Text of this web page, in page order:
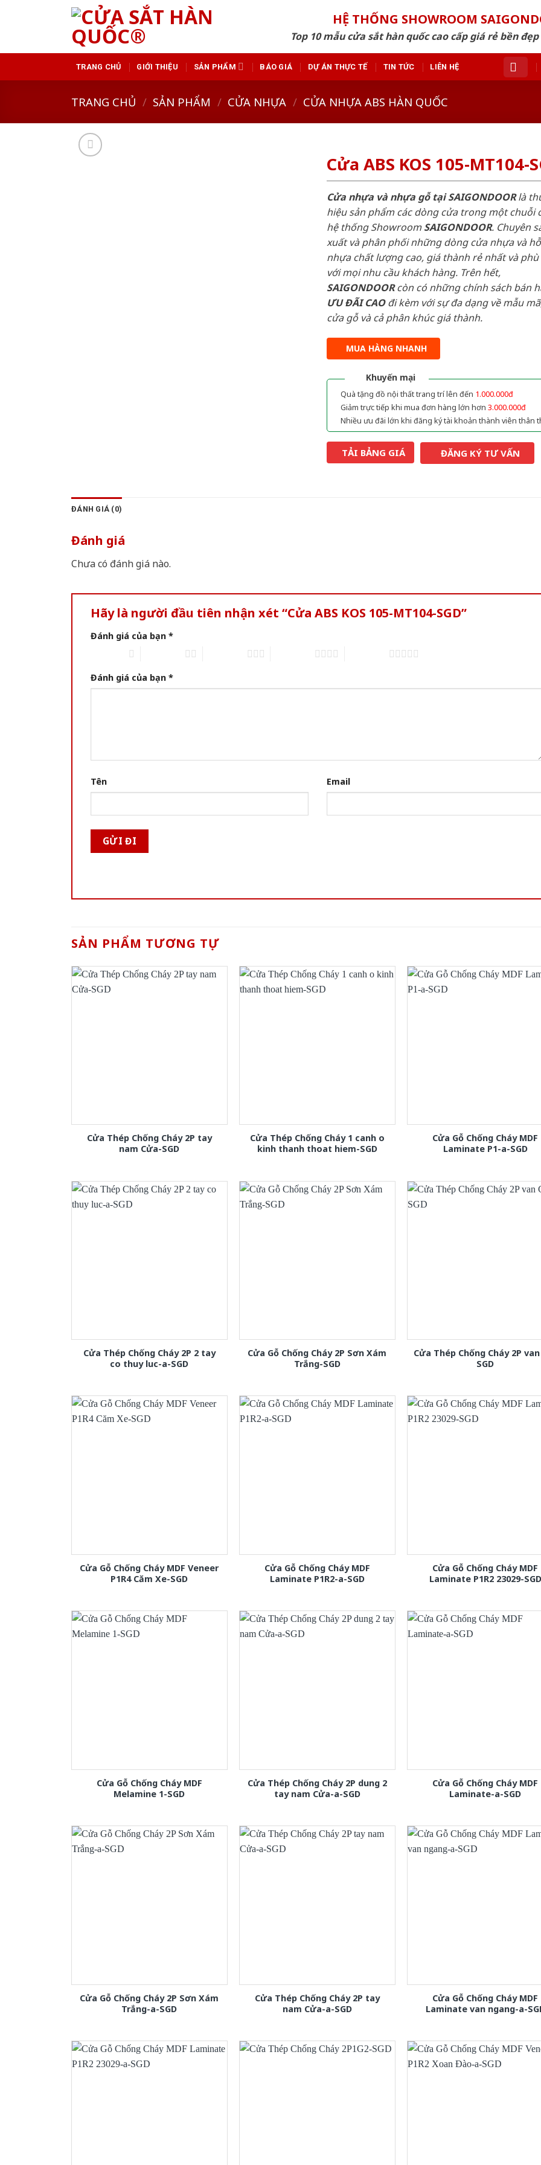
HỆ THỐNG SHOWROOM
Top 10 mẫu cửa sắt hàn quốc cao cấp giá rẻ bền
TRANG CHỦ GIỚI THIỆU SẢN PHẨM BÁO GIÁ DỰ ÁN THỰC TẾ TIN TỨC LIÊN HỆ
TRANG CHỦ / SẢN PHẨM / CỬA NHỰA / CỬA NHỰA ABS HÀN QUỐC
Cửa ABS KOS 105-MT104-
Cửa nhựa và nhựa gỗ tại SAIGONDOORlà
hiệu sản phẩm các dòng cửa trong một chuỗi
hệ thống ShowroomSAIGONDOOR. Chuyên
xuất và phân phối những dòng cửa nhựa và
nhựa chất lượng cao, giá thành rẻ nhất và
với mọi nhu cầu khách hàng. Trên hết,
SAIGONDOORcòn có những chính sách bán
ƯU ĐÃI CAOđi kèm với sự đa dạng về mẫu
cửa gỗ và cả phân khúc giá thành.
MUA HÀNG NHANH
Khuyến mại
Quà tặng đồ nội thất trang trí lên đến 1.000.000đ
Giảm trực tiếp khi mua đơn hàng lớn hơn 3.000.000đ
Nhiều ưu đãi lớn khi đăng ký tài khoản thành viên thân
TẢI BẢNG GIÁ ĐĂNG KÝ TƯ VẤN
ĐÁNH GIÁ (0)
Đánh giá
Chưa có đánh giá nào.
Hãy là người đầu tiên nhận xét “Cửa ABS KOS 105-MT104-SGD”
Đánh giá của bạn *
Đánh giá của bạn *
Tên Email
SẢN PHẨM TƯƠNG TỰ
Cửa Thép Chống Cháy 2P tay
nam Cửa-SGD
Cửa Thép Chống Cháy 1 canh o
kinh thanh thoat hiem-SGD
Cửa Gỗ Chống Cháy MDF
Laminate P1-a-SGD
Cửa Thép Chống Cháy 2P 2 tay
co thuy luc-a-SGD
Cửa Gỗ Chống Cháy 2P Sơn Xám
Trắng-SGD
Cửa Thép Chống Cháy 2P
SGD
Cửa Gỗ Chống Cháy MDF Veneer
P1R4 Căm Xe-SGD
Cửa Gỗ Chống Cháy MDF
Laminate P1R2-a-SGD
Cửa Gỗ Chống Cháy MDF
Laminate P1R2 23029-SGD
Cửa Gỗ Chống Cháy MDF
Melamine 1-SGD
Cửa Thép Chống Cháy 2P dung 2
tay nam Cửa-a-SGD
Cửa Gỗ Chống Cháy MDF
Laminate-a-SGD
Cửa Gỗ Chống Cháy 2P Sơn Xám
Trắng-a-SGD
Cửa Thép Chống Cháy 2P tay
nam Cửa-a-SGD
Cửa Gỗ Chống Cháy MDF
Laminate van ngang-a-